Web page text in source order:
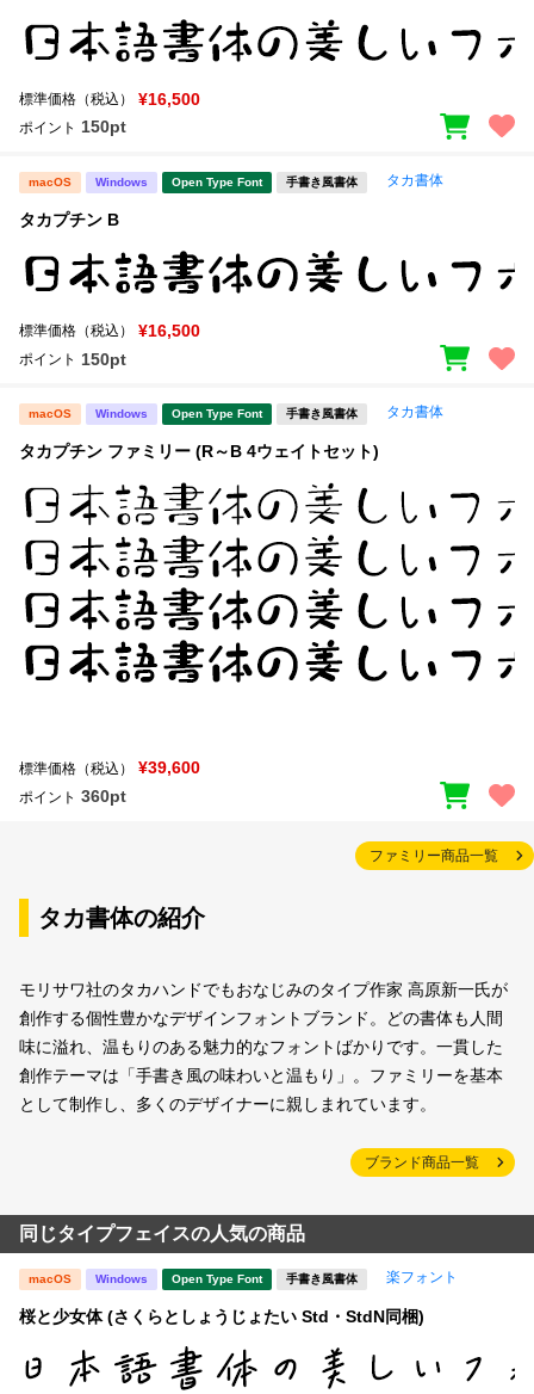
標準価格（税込） ¥16,500
ポイント 150pt
macOS Windows Open Type Font 手書き風書体 タカ書体
タカプチン B
標準価格（税込） ¥16,500
ポイント 150pt
macOS Windows Open Type Font 手書き風書体 タカ書体
タカプチン ファミリー (R～B 4ウェイトセット)
標準価格（税込） ¥39,600
ポイント 360pt
ファミリー商品一覧
タカ書体の紹介
モリサワ社のタカハンドでもおなじみのタイプ作家 高原新一氏が
創作する個性豊かなデザインフォントブランド。どの書体も人間
味に溢れ、温もりのある魅力的なフォントばかりです。一貫した
創作テーマは「手書き風の味わいと温もり」。ファミリーを基本
として制作し、多くのデザイナーに親しまれています。
ブランド商品一覧
同じタイプフェイスの人気の商品
macOS Windows Open Type Font 手書き風書体 楽フォント
桜と少女体 (さくらとしょうじょたい Std・StdN同梱)